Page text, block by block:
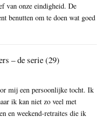
van onze eindigheid. De
benutten om te doen wat goed
– de serie (29)
mij een persoonlijke tocht. Ik
ik kan niet zo veel met
en weekend-retraites die ik